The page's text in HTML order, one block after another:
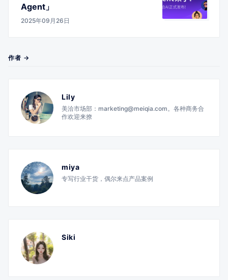
Agent」
2025年09月26日
作者 →
Lily
美洽市场部：marketing@meiqia.com。各种商务合
作欢迎来撩
miya
专写行业干货，偶尔来点产品案例
Siki